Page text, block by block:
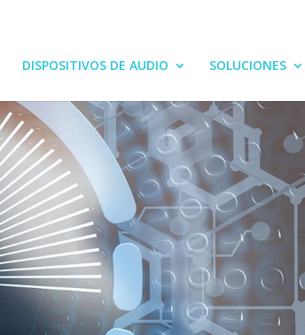
DISPOSITIVOS DE AUDIO SOLUCIONES